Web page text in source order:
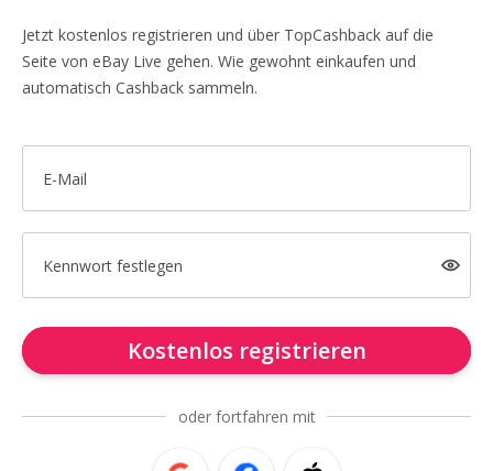
Jetzt kostenlos registrieren und über TopCashback auf die
Seite von eBay Live gehen. Wie gewohnt einkaufen und
automatisch Cashback sammeln.
E-Mail
Kennwort festlegen
Kostenlos registrieren
oder fortfahren mit